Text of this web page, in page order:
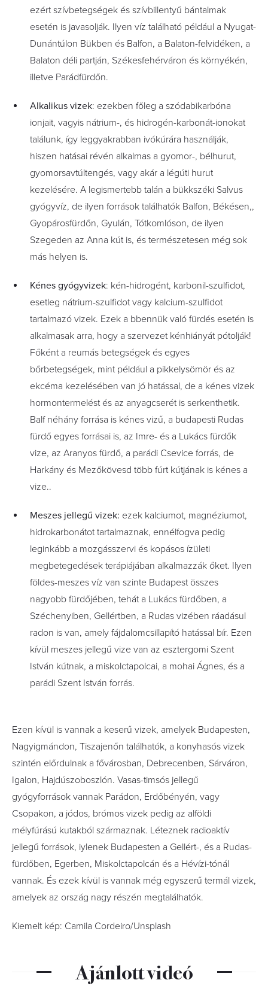
ezért szívbetegségek és szívbillentyű bántalmak
esetén is javasolják. Ilyen víz található például a Nyugat-
Dunántúlon Bükben és Balfon, a Balaton-felvidéken, a
Balaton déli partján, Székesfehérváron és környékén,
illetve Parádfürdőn.
Alkalikus vizek: ezekben főleg a szódabikarbóna
ionjait, vagyis nátrium-, és hidrogén-karbonát-ionokat
találunk, így leggyakrabban ivókúrára használják,
hiszen hatásai révén alkalmas a gyomor-, bélhurut,
gyomorsavtúltengés, vagy akár a légúti hurut
kezelésére. A legismertebb talán a bükkszéki Salvus
gyógyvíz, de ilyen források találhatók Balfon, Békésen,,
Gyopárosfürdőn, Gyulán, Tótkomlóson, de ilyen
Szegeden az Anna kút is, és természetesen még sok
más helyen is.
Kénes gyógyvizek: kén-hidrogént, karbonil-szulfidot,
esetleg nátrium-szulfidot vagy kalcium-szulfidot
tartalmazó vizek. Ezek a bbennük való fürdés esetén is
alkalmasak arra, hogy a szervezet kénhiányát pótolják!
Főként a reumás betegségek és egyes
bőrbetegségek, mint például a pikkelysömör és az
ekcéma kezelésében van jó hatással, de a kénes vizek
hormontermelést és az anyagcserét is serkenthetik.
Balf néhány forrása is kénes vizű, a budapesti Rudas
fürdő egyes forrásai is, az Imre- és a Lukács fürdők
vize, az Aranyos fürdő, a parádi Csevice forrás, de
Harkány és Mezőkövesd több fúrt kútjának is kénes a
vize..
Meszes jellegű vizek: ezek kalciumot, magnéziumot,
hidrokarbonátot tartalmaznak, ennélfogva pedig
leginkább a mozgásszervi és kopásos ízületi
megbetegedések terápiájában alkalmazzák őket. Ilyen
földes-meszes víz van szinte Budapest összes
nagyobb fürdőjében, tehát a Lukács fürdőben, a
Széchenyiben, Gellértben, a Rudas vizében ráadásul
radon is van, amely fájdalomcsillapító hatással bír. Ezen
kívül meszes jellegű vize van az esztergomi Szent
István kútnak, a miskolctapolcai, a mohai Ágnes, és a
parádi Szent István forrás.
Ezen kívül is vannak a keserű vizek, amelyek Budapesten,
Nagyigmándon, Tiszajenőn találhatók, a konyhasós vizek
szintén előrdulnak a fővárosban, Debrecenben, Sárváron,
Igalon, Hajdúszoboszlón. Vasas-timsós jellegű
gyógyforrások vannak Parádon, Erdőbényén, vagy
Csopakon, a jódos, brómos vizek pedig az alföldi
mélyfúrású kutakból származnak. Léteznek radioaktív
jellegű források, iylenek Budapesten a Gellért-, és a Rudas-
fürdőben, Egerben, Miskolctapolcán és a Hévízi-tónál
vannak. És ezek kívül is vannak még egyszerű termál vizek,
amelyek az ország nagy részén megtalálhatók.
Kiemelt kép: Camila Cordeiro/Unsplash
Ajánlott videó